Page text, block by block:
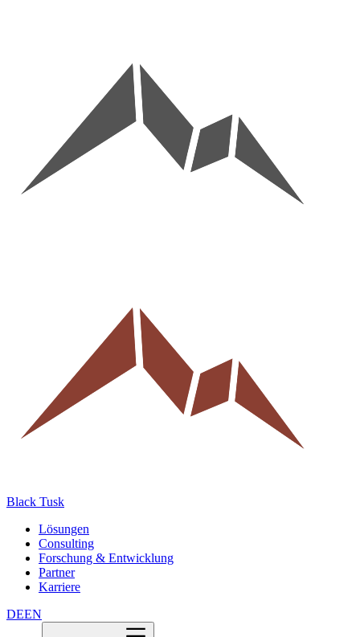
Black Tusk
Lösungen
Consulting
Forschung & Entwicklung
Partner
Karriere
DEEN